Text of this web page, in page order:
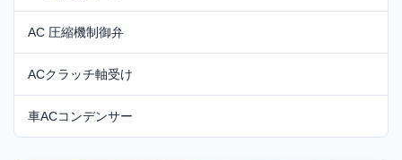
AC 圧縮機制御弁
ACクラッチ軸受け
車ACコンデンサー